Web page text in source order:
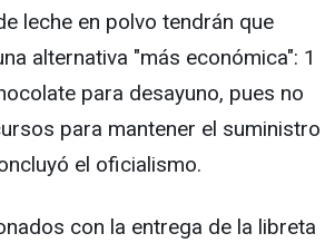
leche en polvo tendrán que
alternativa "más económica": 1
para desayuno, pues no
para mantener el suministro
el oficialismo.
con la entrega de la libreta